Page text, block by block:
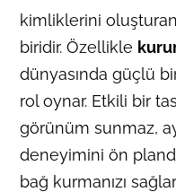
kimliklerini
biridir. Özellikle
dünyasında güçlü
rol oynar. Etkili bir
görünüm sunmaz,
deneyimini ön
bağ kurmanızı